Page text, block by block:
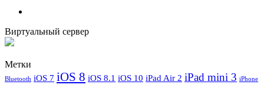
Виртуальный сервер
Метки
Bluetooth iOS 7 iOS 8 iOS 8.1 iOS 10 iPad Air 2 iPad mini 3 iPhone